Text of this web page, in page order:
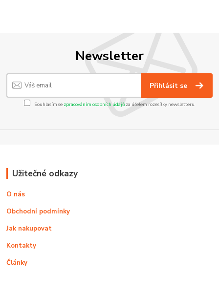
Newsletter
Přihlásit se
Souhlasím se zpracováním osobních údajůza účelem rozesílky newsletteru.
Užitečné odkazy
O nás
Obchodní podmínky
Jak nakupovat
Kontakty
Články